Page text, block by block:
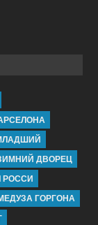
ДВОРЕЦ
РОССИ
ГОРГОНА